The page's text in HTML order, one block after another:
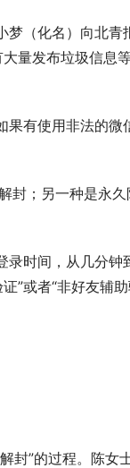
梦（化名）向北青
量发布垃圾信息
果有使用非法的微
封；另一种是永
录时间，从几分钟
或者“非好友辅助
封”的过程。陈女